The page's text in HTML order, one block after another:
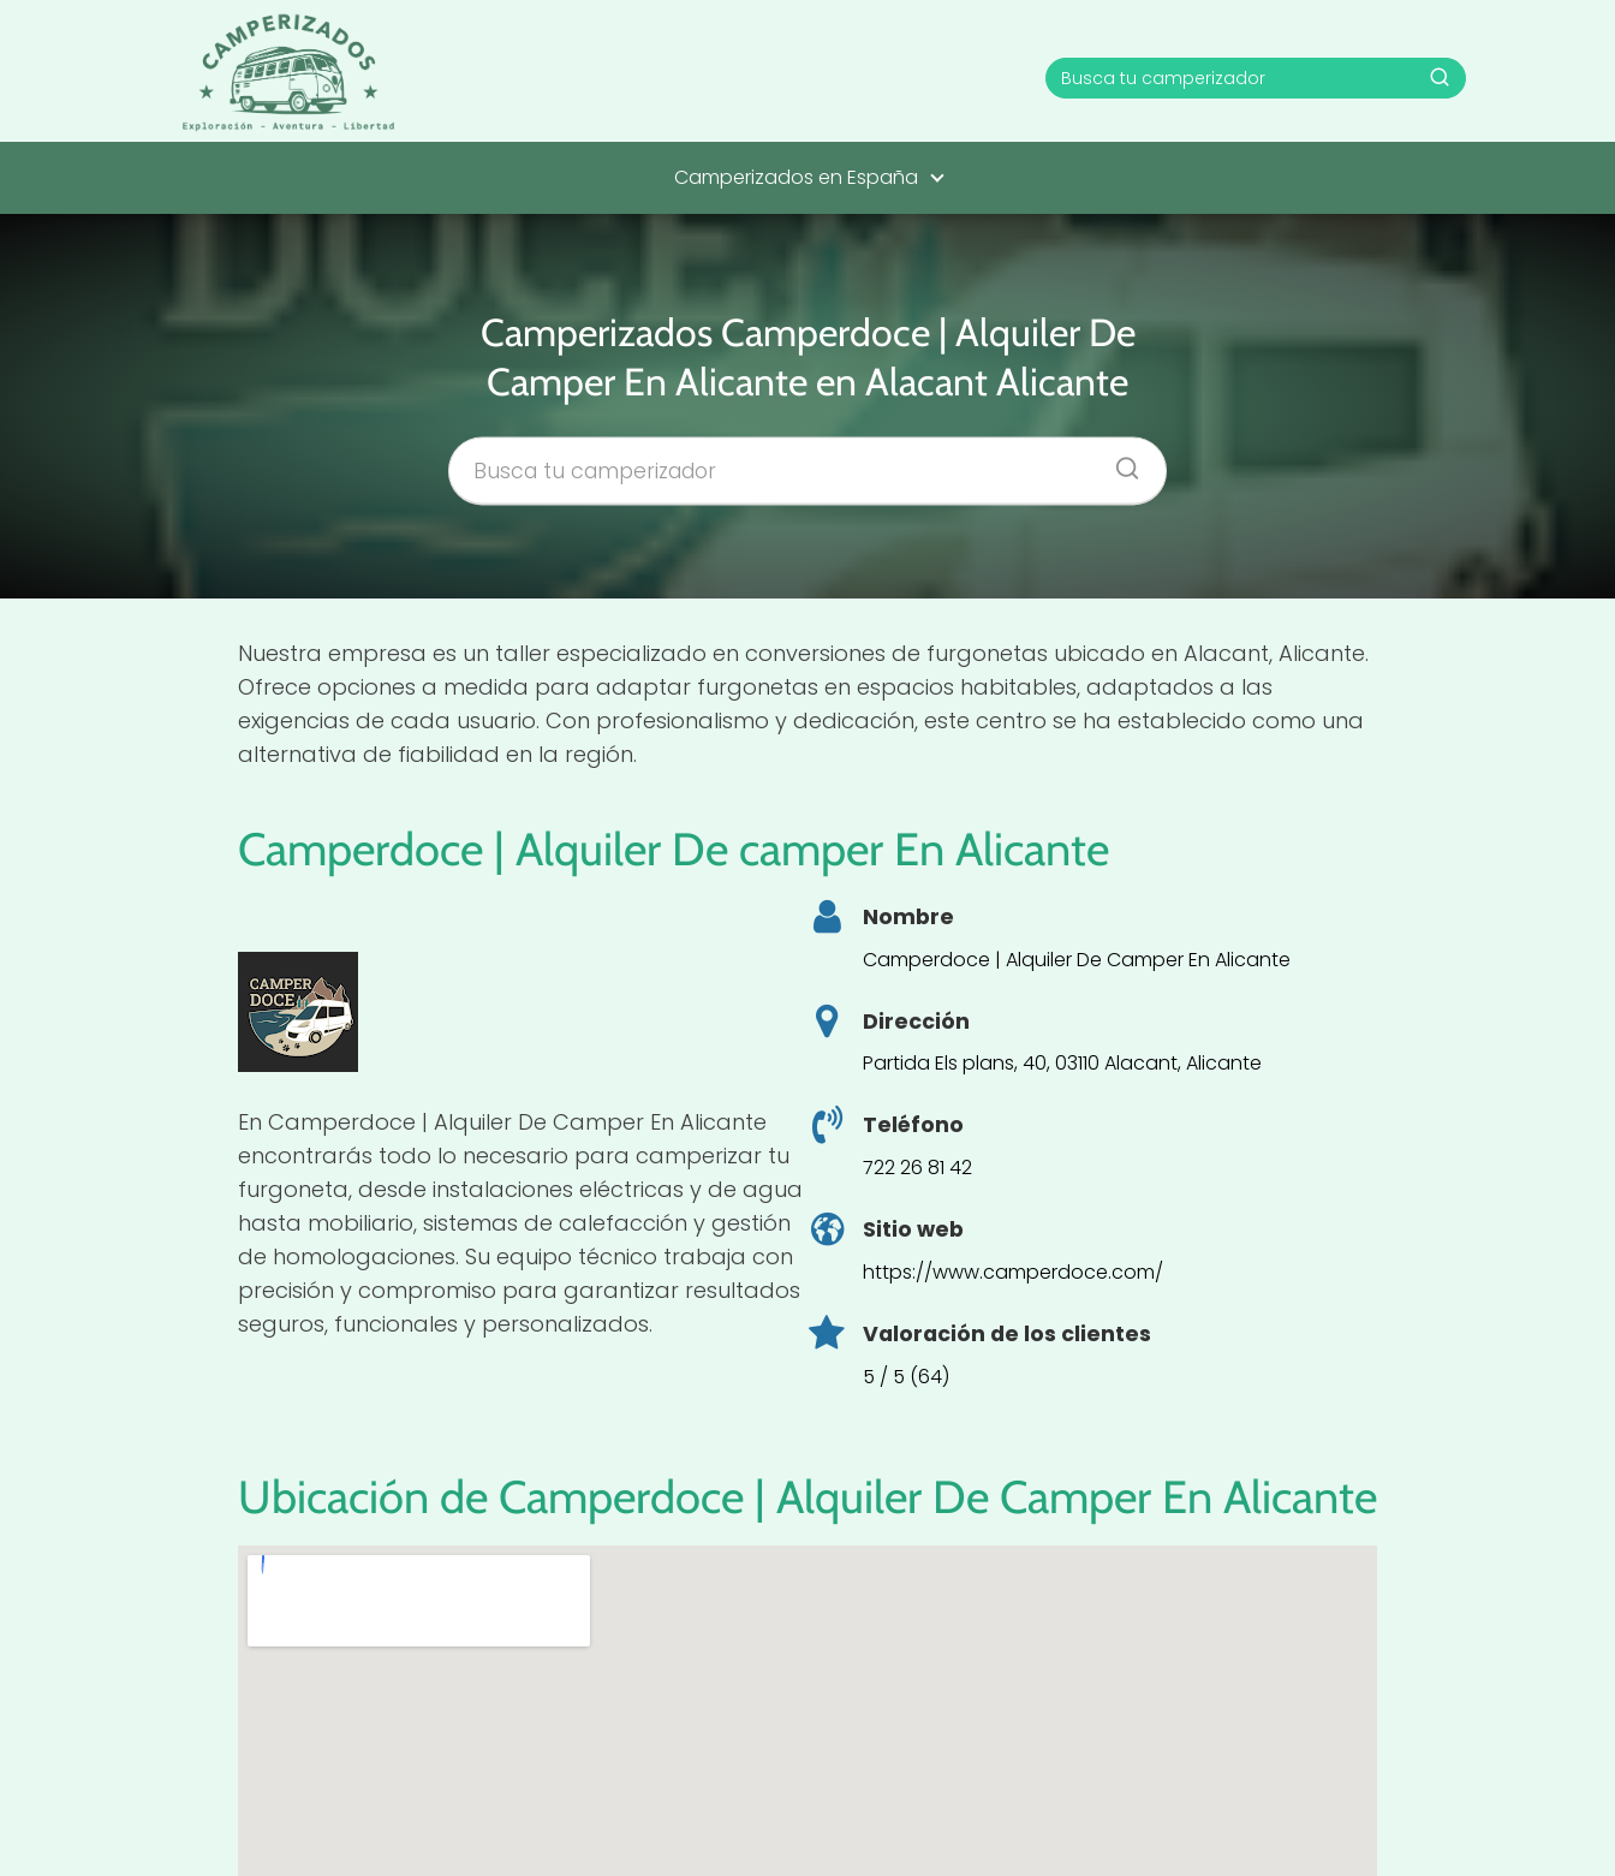
Camperizados en España
Camperizados Camperdoce | Alquiler De
Camper En Alicante en Alacant Alicante
Nuestra empresa es un taller especializado en conversiones de furgonetas ubicado en Alacant, Alicante.
Ofrece opciones a medida para adaptar furgonetas en espacios habitables, adaptados a las
exigencias de cada usuario. Con profesionalismo y dedicación, este centro se ha establecido como una
alternativa de fiabilidad en la región.
Camperdoce | Alquiler De camper En Alicante
En Camperdoce | Alquiler De Camper En Alicante
encontrarás todo lo necesario para camperizar tu
furgoneta, desde instalaciones eléctricas y de agua
hasta mobiliario, sistemas de calefacción y gestión
de homologaciones. Su equipo técnico trabaja con
precisión y compromiso para garantizar resultados
seguros, funcionales y personalizados.
Nombre
Camperdoce | Alquiler De Camper En Alicante
Dirección
Partida Els plans, 40, 03110 Alacant, Alicante
Teléfono
722 26 81 42
Sitio web
https://www.camperdoce.com/
Valoración de los clientes
5 / 5 (64)
Ubicación de Camperdoce | Alquiler De Camper En Alicante